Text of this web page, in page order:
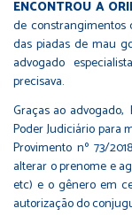
ENCONTROU A
de constrangimentos
das piadas de mau
advogado
precisava.
Graças ao
Poder Judiciário para
Provimento nº 73/
alterar o prenome e
etc) e o gênero em
autorização do